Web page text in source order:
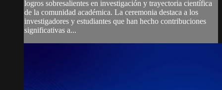
logros sobresalientes en investigación y trayectoria científica
de la comunidad académica. La ceremonia destaca a los
investigadores y estudiantes que han hecho contribuciones
significativas a...